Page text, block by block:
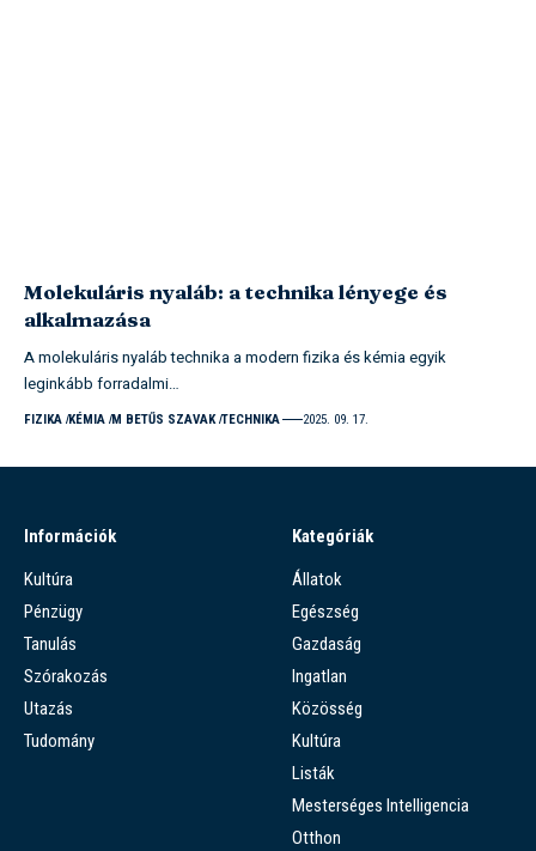
Molekuláris nyaláb: a technika lényege és
alkalmazása
A molekuláris nyaláb technika a modern fizika és kémia egyik
leginkább forradalmi…
FIZIKA KÉMIA M BETŰS SZAVAK TECHNIKA 2025. 09. 17.
Információk
Kultúra
Pénzügy
Tanulás
Szórakozás
Utazás
Tudomány
Kategóriák
Állatok
Egészség
Gazdaság
Ingatlan
Közösség
Kultúra
Listák
Mesterséges Intelligencia
Otthon